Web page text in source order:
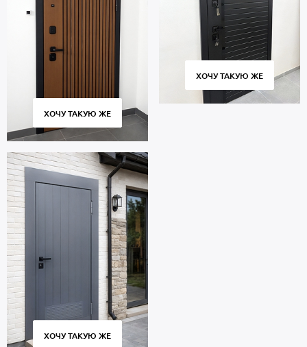
ХОЧУ ТАКУЮ ЖЕ
ХОЧУ ТАКУЮ ЖЕ
ХОЧУ ТАКУЮ ЖЕ